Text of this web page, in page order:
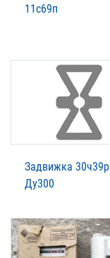
11с69п
Задвижка 30ч39р
Ду300